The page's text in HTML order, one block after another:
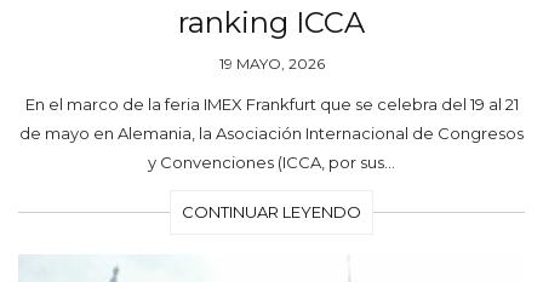
ranking ICCA
19 MAYO, 2026
En el marco de la feria IMEX Frankfurt que se celebra del 19 al 21
de mayo en Alemania, la Asociación Internacional de Congresos
y Convenciones (ICCA, por sus…
CONTINUAR LEYENDO